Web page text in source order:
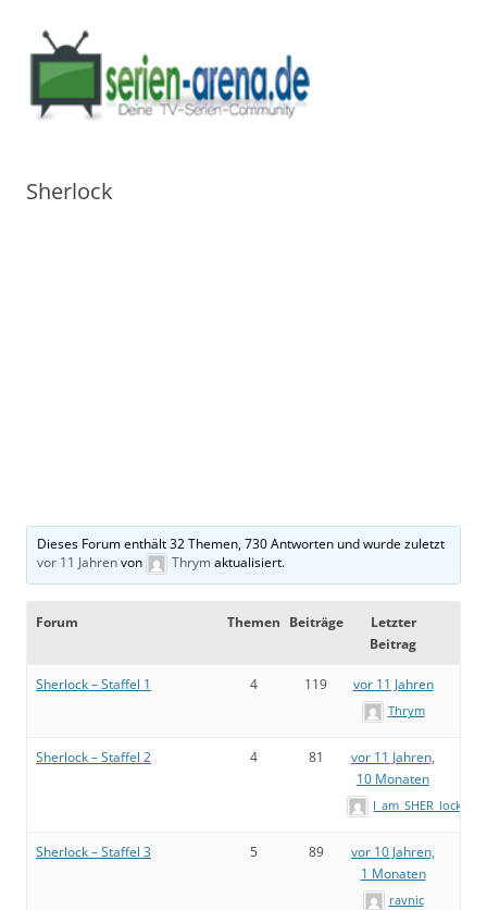
Sherlock
Dieses Forum enthält 32 Themen, 730 Antworten und wurde zuletzt
vor 11 Jahrenvon Thrymaktualisiert.
Forum Themen Beiträge
Letzter
Beitrag
Sherlock – Staffel 1 4 119 vor 11 Jahren
Thrym
Sherlock – Staffel 2 4 81
vor 11 Jahren,
10 Monaten
I_am_SHER_locked
Sherlock – Staffel 3 5 89
vor 10 Jahren,
1 Monaten
ravnic